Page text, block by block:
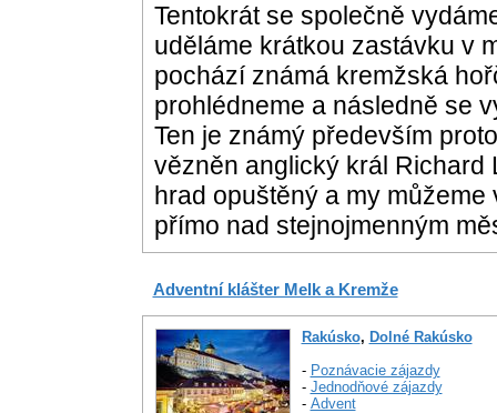
Tentokrát se společně
uděláme krátkou zastávku v
pochází známá kremžská
prohlédneme a následně se
Ten je známý především
vězněn anglický král Richard
hrad opuštěný a my
přímo nad stejnojmenným
Adventní klášter Melk a Kremže
Rakúsko, Dolné Rakúsko
- Poznávacie zájazdy
- Jednodňové zájazdy
- Advent